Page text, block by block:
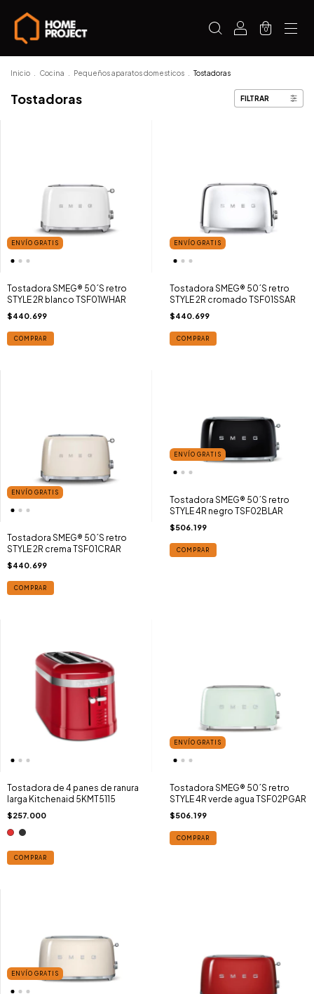
0
Inicio Cocina Pequeños aparatos domesticos Tostadoras
Tostadoras FILTRAR
ENVÍO GRATIS
Tostadora SMEG® 50´S retro
STYLE 2R blanco TSF01WHAR
$440.699
COMPRAR
ENVÍO GRATIS
Tostadora SMEG® 50´S retro
STYLE 2R cromado TSF01SSAR
$440.699
COMPRAR
ENVÍO GRATIS
Tostadora SMEG® 50´S retro
STYLE 2R crema TSF01CRAR
$440.699
COMPRAR
ENVÍO GRATIS
Tostadora SMEG® 50´S retro
STYLE 4R negro TSF02BLAR
$506.199
COMPRAR
Tostadora de 4 panes de ranura
larga Kitchenaid 5KMT5115
$257.000
COMPRAR
ENVÍO GRATIS
Tostadora SMEG® 50´S retro
STYLE 4R verde agua TSF02PGAR
$506.199
COMPRAR
ENVÍO GRATIS